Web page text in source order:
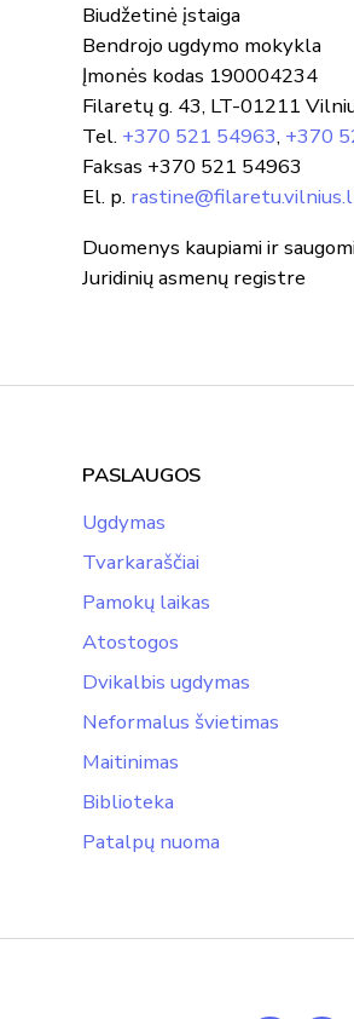
Biudžetinė įstaiga
Bendrojo ugdymo mokykla
Įmonės kodas 190004234
Filaretų g. 43, LT-01211
Tel. +370 521 54963, +370
Faksas +370 521 54963
El. p.
Duomenys kaupiami ir
Juridinių asmenų registre
PASLAUGOS
Ugdymas
Tvarkaraščiai
Pamokų laikas
Atostogos
Dvikalbis ugdymas
Neformalus švietimas
Maitinimas
Biblioteka
Patalpų nuoma